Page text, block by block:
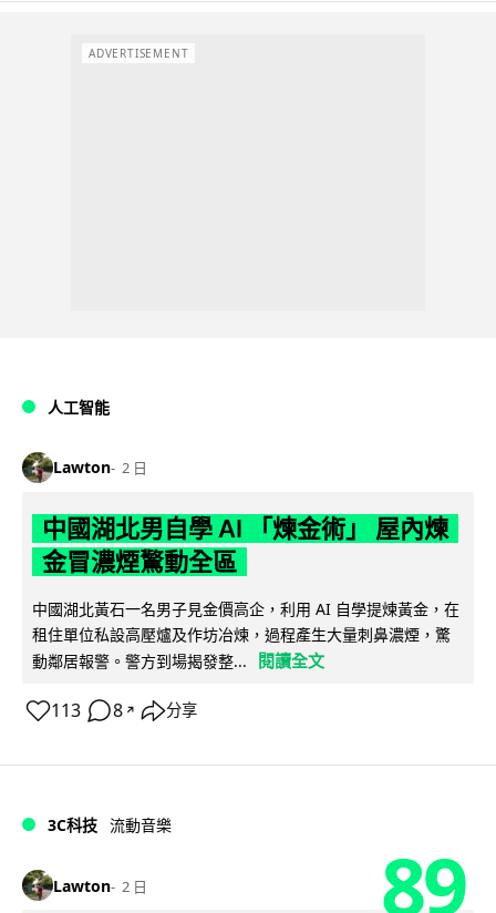
ADVERTISEMENT
人工智能
Lawton 2 日
中國湖北男自學 AI 「煉金術」 屋內煉
金冒濃煙驚動全區
中國湖北黃石一名男子見金價高企，利用 AI 自學提煉黃金，在
租住單位私設高壓爐及作坊冶煉，過程產生大量刺鼻濃煙，驚
動鄰居報警。警方到場揭發整...
閱讀全文
113 8 ↗ 分享
3C科技 流動音樂
Lawton 2 日 89